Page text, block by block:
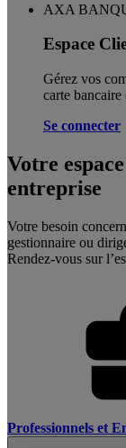
AXA
Espace
Gérez vos
carte
Se connecter
Votre
entreprise
Votre besoin
gestionnaire ou
Rendez-vous sur
Professionnels et